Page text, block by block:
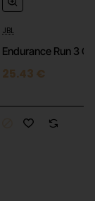
JBL
Endurance Run 3 C
25.43 €